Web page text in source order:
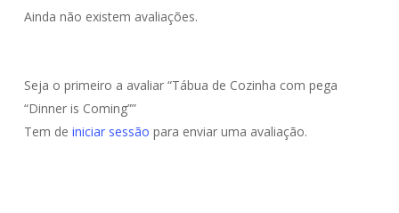
Ainda não existem avaliações.
Seja o primeiro a avaliar “Tábua de Cozinha com pega
“Dinner is Coming””
Tem de iniciar sessão para enviar uma avaliação.